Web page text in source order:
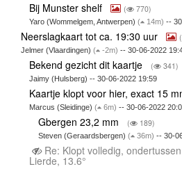
Bij Munster shelf ( 770)
Yaro (Wommelgem, Antwerpen)( 14m) --
Neerslagkaart tot ca. 19:30 uur (
Jelmer (Vlaardingen) ( -2m) -- 30-06-2022
Bekend gezicht dit kaartje ( 341)
Jaimy (Hulsberg) -- 30-06-2022 19:59
Kaartje klopt voor hier, exact 15
Marcus (Sleidinge)( 6m) -- 30-06-2022
Gbergen 23,2 mm ( 189)
Steven (Geraardsbergen) ( 36m) -- 30-
Re: Klopt volledig,
Lierde, 13.6°